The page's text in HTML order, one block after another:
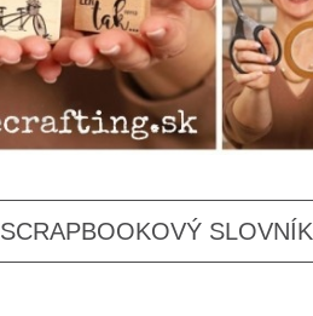
SKIP
SCRAPBOOKOVÝ SLOVNÍK